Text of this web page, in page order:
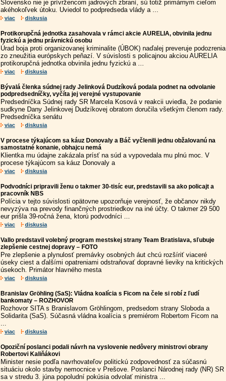
Slovensko nie je prívržencom jadrových zbraní, sú totiž primárnym cieľom
akéhokoľvek útoku. Uviedol to podpredseda vlády a ...
viac diskusia
Protikorupčná jednotka zasahovala v rámci akcie AURELIA, obvinila jednu
fyzickú a jednu právnickú osobu
Úrad boja proti organizovanej kriminalite (ÚBOK) naďalej preveruje podozrenia
zo zneužitia európskych peňazí. V súvislosti s policajnou akciou AURELIA
protikorupčná jednotka obvinila jednu fyzickú a ...
viac diskusia
Bývalá členka súdnej rady Jelinková Dudzíková podala podnet na odvolanie
podpredsedníčky, vyčíta jej verejné vystupovanie
Predsedníčka Súdnej rady SR Marcela Kosová v reakcii uviedla, že podanie
sudkyne Dany Jelinkovej Dudzíkovej obratom doručila všetkým členom rady.
Predsedníčka senátu
viac diskusia
V procese týkajúcom sa káuz Donovaly a Báč vyčlenili jednu obžalovanú na
samostatné konanie, obhajcu nemá
Klientka mu údajne zakázala prísť na súd a vypovedala mu plnú moc. V
procese týkajúcom sa káuz Donovaly a
viac diskusia
Podvodníci pripravili ženu o takmer 30-tisíc eur, predstavili sa ako policajt a
pracovník NBS
Polícia v tejto súvislosti opätovne upozorňuje verejnosť, že občanov nikdy
nevyzýva na prevody finančných prostriedkov na iné účty. O takmer 29 500
eur prišla 39-ročná žena, ktorú podvodníci ...
viac diskusia
Vallo predstavil volebný program mestskej strany Team Bratislava, sľubuje
zlepšenie cestnej dopravy – FOTO
Pre zlepšenie a plynulosť premávky osobných áut chcú rozšíriť viaceré
úseky ciest a ďalšími opatreniami odstraňovať dopravné lieviky na kritických
úsekoch. Primátor hlavného mesta
viac diskusia
Branislav Gröhling (SaS): Vládna koalícia s Ficom na čele si robí z ľudí
bankomaty – ROZHOVOR
Rozhovor SITA s Branislavom Gröhlingom, predsedom strany Sloboda a
Solidarita (SaS). Súčasná vládna koalícia s premiérom Robertom Ficom na
...
viac diskusia
Opoziční poslanci podali návrh na vyslovenie nedôvery ministrovi obrany
Robertovi Kaliňákovi
Minister nesie podľa navrhovateľov politickú zodpovednosť za súčasnú
situáciu okolo stavby nemocnice v Prešove. Poslanci Národnej rady (NR) SR
sa v stredu 3. júna popoludní pokúsia odvolať ministra ...